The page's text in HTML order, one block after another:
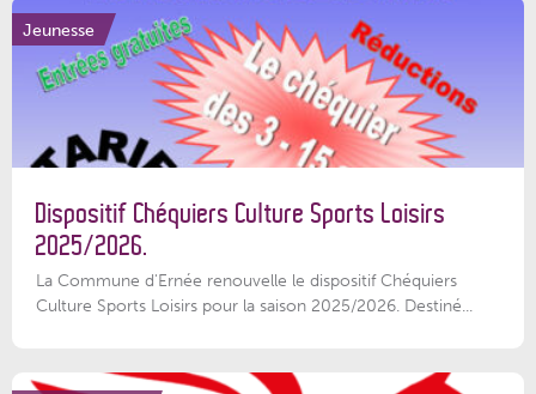
Jeunesse
Dispositif Chéquiers Culture Sports Loisirs
2025/2026.
La Commune d'Ernée renouvelle le dispositif Chéquiers
Culture Sports Loisirs pour la saison 2025/2026. Destiné...